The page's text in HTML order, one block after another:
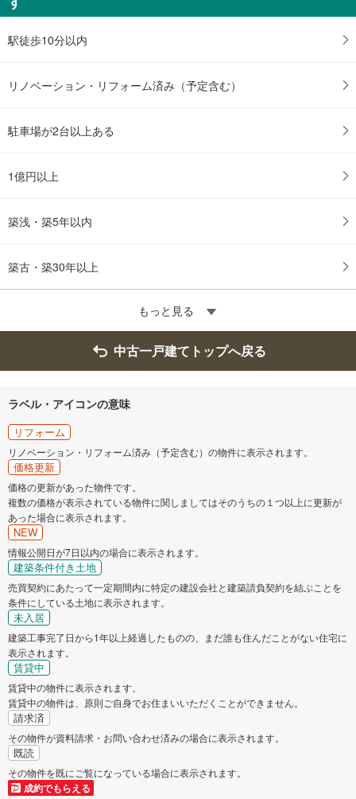
駅徒歩10分以内
リノベーション・リフォーム済み（予定含む）
駐車場が2台以上ある
1億円以上
築浅・築5年以内
築古・築30年以上
もっと見る
中古一戸建てトップへ戻る
ラベル・アイコンの意味
リフォーム
リノベーション・リフォーム済み（予定含む）の物件に表示されます。
価格更新
価格の更新があった物件です。
複数の価格が表示されている物件に関しましてはそのうちの１つ以上に更新が
あった場合に表示されます。
NEW
情報公開日が7日以内の場合に表示されます。
建築条件付き土地
売買契約にあたって一定期間内に特定の建設会社と建築請負契約を結ぶことを
条件にしている土地に表示されます。
未入居
建築工事完了日から1年以上経過したものの、まだ誰も住んだことがない住宅に
表示されます。
賃貸中
賃貸中の物件に表示されます。
賃貸中の物件は、原則ご自身でお住まいいただくことができません。
請求済
その物件が資料請求・お問い合わせ済みの場合に表示されます。
既読
その物件を既にご覧になっている場合に表示されます。
成約でもらえる